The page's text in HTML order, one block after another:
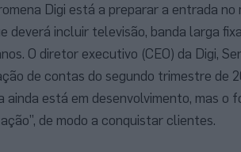
Digi está a preparar a entrada no
deverá incluir televisão, banda larga
O diretor executivo (CEO) da Digi,
de contas do segundo trimestre de
ainda está em desenvolvimento, mas o
de modo a conquistar clientes.